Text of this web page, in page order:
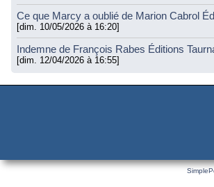
Ce que Marcy a oublié de Marion Cabrol
[dim. 10/05/2026 à 16:20]
Indemne de François Rabes Éditions
[dim. 12/04/2026 à 16:55]